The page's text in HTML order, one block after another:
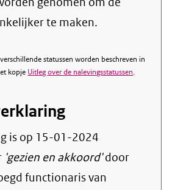
te maken.
statussen worden beschreven in
kopje Uitleg over de nalevingsstatussen.
is op 15-01-2024
'gezien en akkoord'door
functionaris van